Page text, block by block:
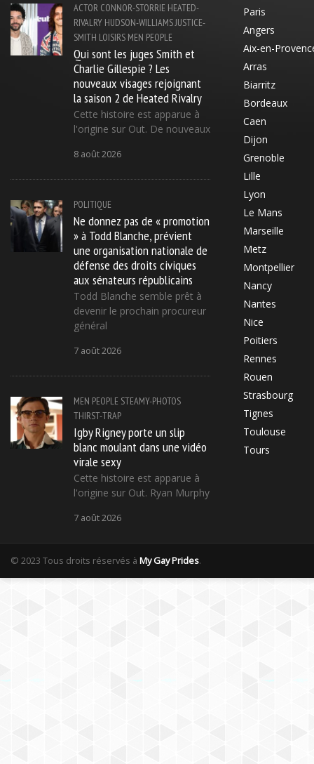
ACTOR CONNOR-STORRIE HEATED-
RIVALRY HUDSON-WILLIAMSJUSTICE-
SMITH LOISIRS MEN PEOPLE
Qui sont les juges Smith et
Charlie Gillespie ? Les
nouveaux visages rejoignant
la saison 2 de Heated Rivalry
Cette histoire est apparue à
l'origine sur Out. De nouveaux
8 août 2026
POLITIQUE
Ne donnez pas de « promotion
» à Todd Blanche, prévient
une organisation nationale de
défense des droits civiques
aux sénateurs républicains
Todd Blanche semble prêt à
devenir le prochain procureur
général
7 août 2026
MEN PEOPLE STEAMY-PHOTOS
THIRST-TRAP
Igby Rigney porte un slip
blanc moulant dans une vidéo
virale sexy
Cette histoire est apparue à
l'origine sur Out. Ryan Murphy
7 août 2026
Paris
Angers
Aix-en-
Arras
Biarritz
Bordeaux
Caen
Dijon
Grenoble
Lille
Lyon
Le Mans
Marseille
Metz
Montpellier
Nancy
Nantes
Nice
Poitiers
Rennes
Rouen
Strasbourg
Tignes
Toulouse
Tours
© 2023 Tous droits réservés à My Gay Prides.